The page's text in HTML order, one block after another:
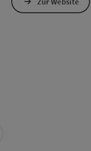
Maps öffnen
Maps öffnen